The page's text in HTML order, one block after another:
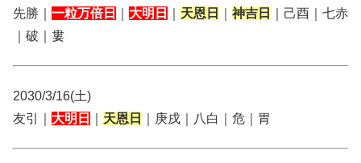
先勝｜ 一粒万倍日 大明日 天恩日 神吉日
｜己酉｜七赤
｜破｜婁
2030/3/16(土)
友引｜ 大明日 天恩日 ｜庚戌｜八白｜危｜胃